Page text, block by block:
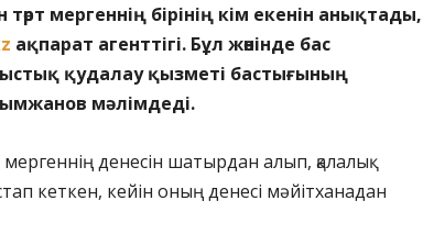
мергеннің бірінің кім екенін анықтады,
ақпарат агенттігі. Бұл жөнінде бас
қудалау қызметі бастығының
мәлімдеді.
денесін шатырдан алып, қалалық
кеткен, кейін оның денесі мәйітханадан